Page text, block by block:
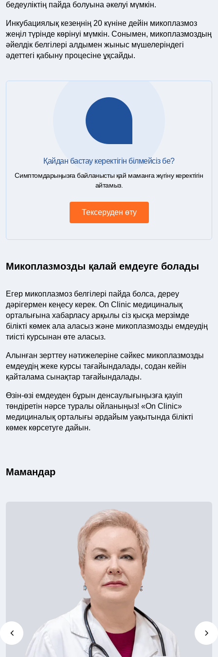
бедеуліктің пайда болуына әкелуі мүмкін.
Инкубациялық кезеңнің 20 күніне дейін микоплазмоз
жеңіл түрінде көрінуі мүмкін. Сонымен, микоплазмоздың
әйелдік белгілері алдымен жыныс мүшелеріндегі
әдеттегі қабыну процесіне ұқсайды.
Қайдан бастау керектігін білмейсіз бе?
Симптомдарыңызға байланысты қай маманға жүгіну керектігін
айтамыз.
Тексеруден өту
Микоплазмозды қалай емдеуге болады
Егер микоплазмоз белгілері пайда болса, дереу
дәрігермен кеңесу керек. On Clinic медициналық
орталығына хабарласу арқылы сіз қысқа мерзімде
білікті көмек ала аласыз және микоплазмозды емдеудің
тиісті курсынан өте аласыз.
Алынған зерттеу нәтижелеріне сәйкес микоплазмозды
емдеудің жеке курсы тағайындалады, содан кейін
қайталама сынақтар тағайындалады.
Өзін-өзі емдеуден бұрын денсаулығыңызға қауіп
төндіретін нәрсе туралы ойланыңыз! «On Clinic»
медициналық орталығы әрдайым уақытында білікті
көмек көрсетуге дайын.
Мамандар